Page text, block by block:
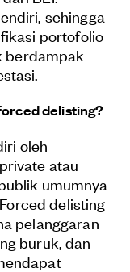
sehingga
portofolio
berdampak
delisting?
oleh
atau
umumnya
delisting
pelanggaran
buruk, dan